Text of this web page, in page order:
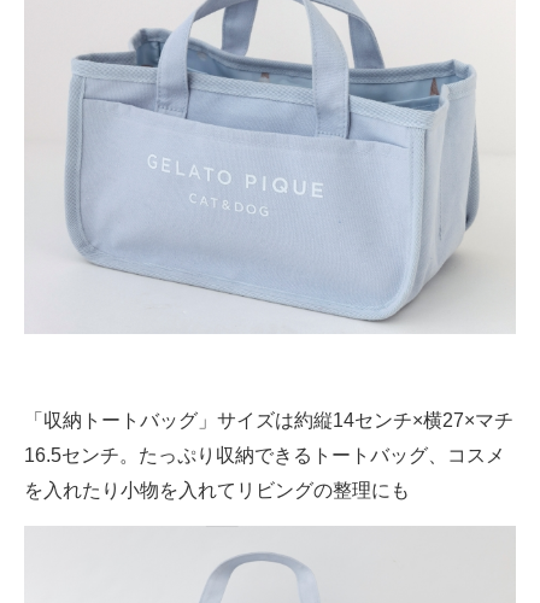
「収納トートバッグ」サイズは約縦14センチ×横27×マチ
16.5センチ。たっぷり収納できるトートバッグ、コスメ
を入れたり小物を入れてリビングの整理にも